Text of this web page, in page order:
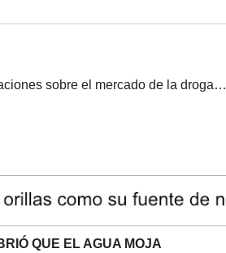
sobre el mercado de la droga…
QUE EL AGUA MOJA